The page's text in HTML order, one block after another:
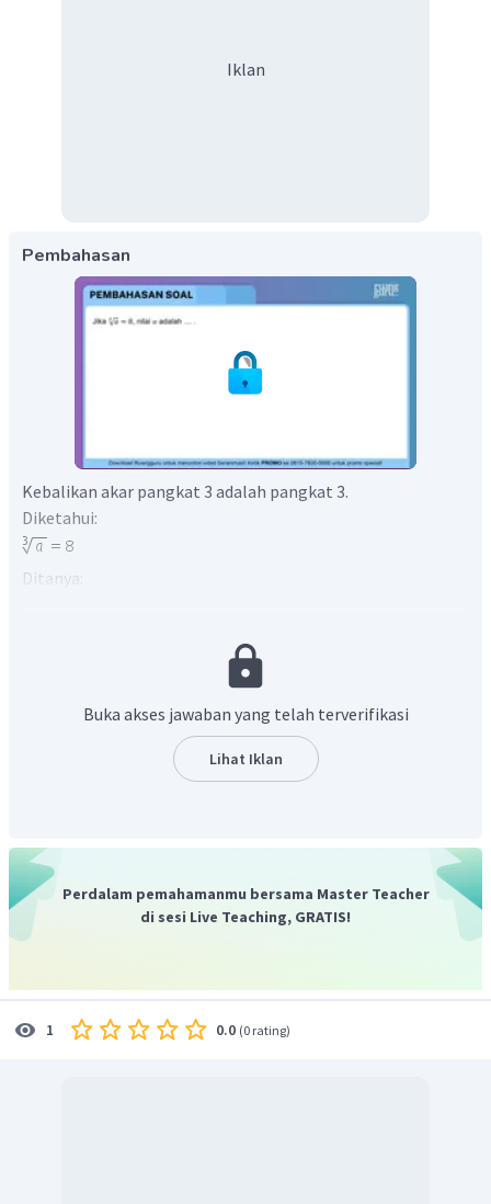
Iklan
Pembahasan
Kebalikan akar pangkat 3 adalah pangkat 3.
Diketahui:
Ditanya:
Buka akses jawaban yang telah terverifikasi
Lihat Iklan
Perdalam pemahamanmu bersama Master Teacher
di sesi Live Teaching, GRATIS!
1 0.0 (0 rating)